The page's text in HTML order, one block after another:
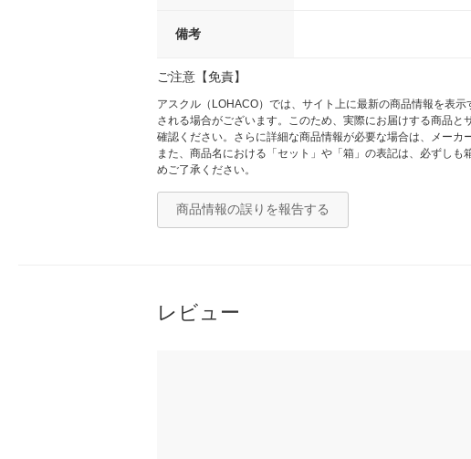
備考
ご注意【免責】
アスクル（LOHACO）では、サイト上に最新の商品情報を表
される場合がございます。このため、実際にお届けする商品
確認ください。さらに詳細な商品情報が必要な場合は、メーカ
また、商品名における「セット」や「箱」の表記は、必ずし
めご了承ください。
商品情報の誤りを報告する
レビュー